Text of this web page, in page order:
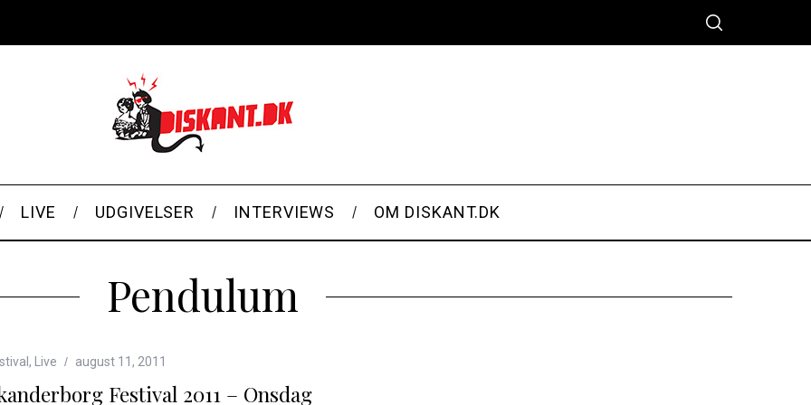
LIVE UDGIVELSER INTERVIEWS OM DISKANT.DK
Pendulum
, Live august 11, 2011
Festival 2011 – Onsdag